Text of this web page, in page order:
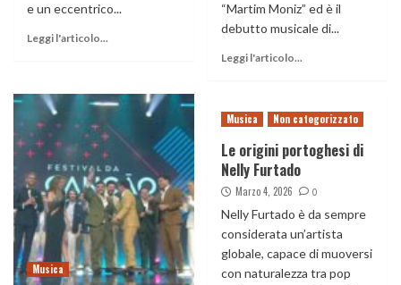
e un eccentrico...
Leggi l'articolo...
“Martim Moniz” ed è il
debutto musicale di...
Leggi l'articolo...
Musica
Musica Non categorizzato
Le origini portoghesi di
Nelly Furtado
Marzo 4, 2026 0
Nelly Furtado è da sempre
considerata un’artista
globale, capace di muoversi
con naturalezza tra pop